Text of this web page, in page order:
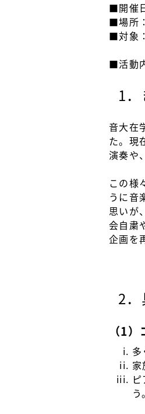
■開催
■場所
■対象
■活動
1
音大在
た。現
演奏や
この様
うに音
思いが
会自粛
企画を
2
（1
う。